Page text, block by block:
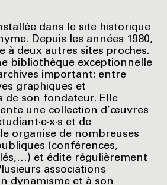
dans le site historique
Depuis les années 1980,
à deux autres sites proches.
bibliothèque exceptionnelle
important: entre
graphiques et
de son fondateur. Elle
une collection d’œuvres
et de
organise de nombreuses
(conférences,
et édite régulièrement
associations
dynamisme et à son